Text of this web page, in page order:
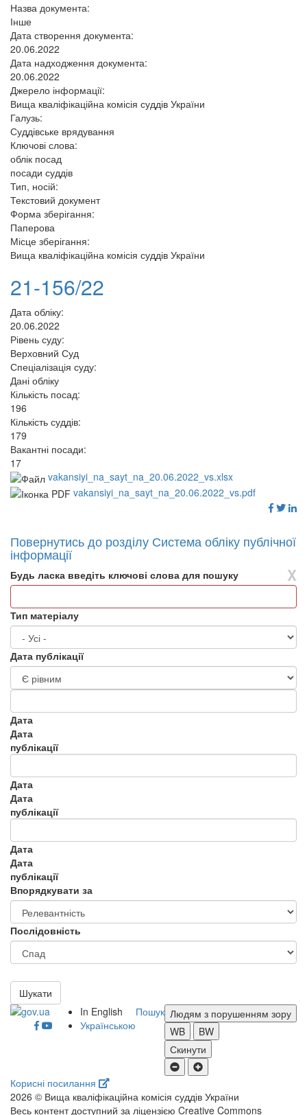
Назва документа:
Інше
Дата створення документа:
20.06.2022
Дата надходження документа:
20.06.2022
Джерело інформації:
Вища кваліфікаційна комісія суддів України
Галузь:
Суддівське врядування
Ключові слова:
облік посад
посади суддів
Тип, носій:
Текстовий документ
Форма зберігання:
Паперова
Місце зберігання:
Вища кваліфікаційна комісія суддів України
21-156/22
Дата обліку:
20.06.2022
Рівень суду:
Верховний Суд
Спеціалізація суду:
Дані обліку
Кількість посад:
196
Кількість суддів:
179
Вакантні посади:
17
vakansiyi_na_sayt_na_20.06.2022_vs.xlsx
vakansiyi_na_sayt_na_20.06.2022_vs.pdf
Повернутись до розділу Система обліку публічної
інформації
X
Будь ласка введіть ключові слова для пошуку
Тип матеріалу
Дата публікації
Дата
Дата
публікації
Дата
Дата
публікації
Дата
Дата
публікації
Впорядкувати за
Послідовність
Шукати
Людям з порушенням зору
WB
BW
Скинути
Пошук
In English
Українською
Корисні посилання
2026 © Вища кваліфікаційна комісія суддів України
Весь контент доступний за ліцензією Creative Commons